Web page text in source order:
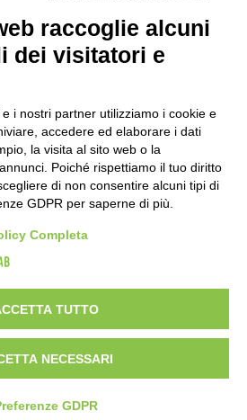
Gem srl | All Rights Reserved – P.IVA
A4707H7 |Privacy Policy
questo sito sono esclusivamente rivolte agli
del settore medico-veterinario sanitario
raccoglie alcuni
dei visitatori e
i nostri partner utilizziamo i cookie e
accedere ed elaborare i dati
la visita al sito web o la
Poiché rispettiamo il tuo diritto
di non consentire alcuni tipi di
GDPR per saperne di più.
Completa
TUTTO
NECESSARI
GDPR